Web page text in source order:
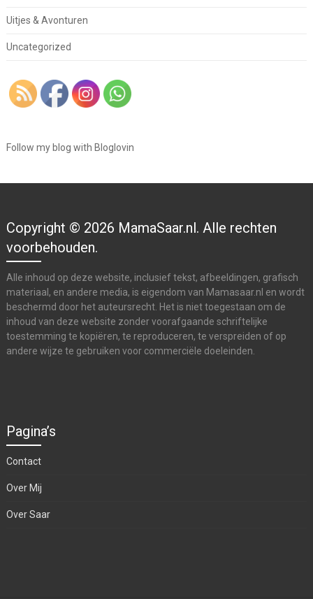
Uitjes & Avonturen
Uncategorized
Follow my blog with Bloglovin
Copyright © 2026 MamaSaar.nl. Alle rechten
voorbehouden.
Alle inhoud op deze website, inclusief tekst, afbeeldingen, grafisch
materiaal, en andere media, is eigendom van Mamasaar.nl en wordt
beschermd door het auteursrecht. Het is niet toegestaan om de
inhoud van deze website zonder voorafgaande schriftelijke
toestemming te kopiëren, te reproduceren, te verspreiden of op
andere wijze te gebruiken voor commerciële doeleinden.
Pagina’s
Contact
Over Mij
Over Saar